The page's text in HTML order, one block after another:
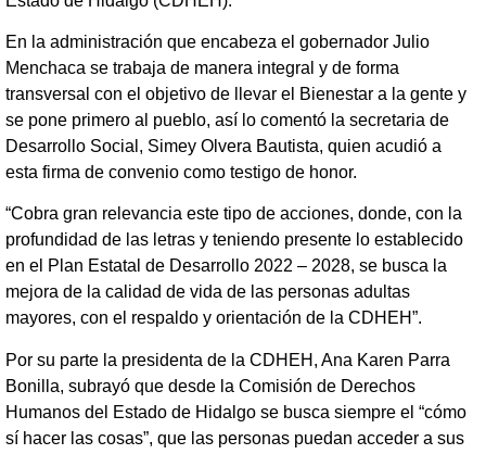
En la administración que encabeza el gobernador Julio
Menchaca se trabaja de manera integral y de forma
transversal con el objetivo de llevar el Bienestar a la gente y
se pone primero al pueblo, así lo comentó la secretaria de
Desarrollo Social, Simey Olvera Bautista, quien acudió a
esta firma de convenio como testigo de honor.
“Cobra gran relevancia este tipo de acciones, donde, con la
profundidad de las letras y teniendo presente lo establecido
en el Plan Estatal de Desarrollo 2022 – 2028, se busca la
mejora de la calidad de vida de las personas adultas
mayores, con el respaldo y orientación de la CDHEH”.
Por su parte la presidenta de la CDHEH, Ana Karen Parra
Bonilla, subrayó que desde la Comisión de Derechos
Humanos del Estado de Hidalgo se busca siempre el “cómo
sí hacer las cosas”, que las personas puedan acceder a sus